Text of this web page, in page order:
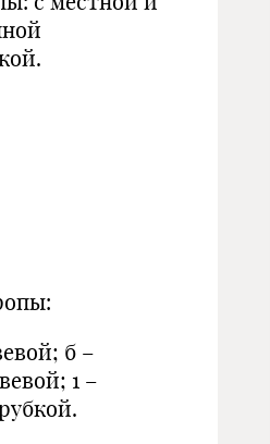
б –
1 –